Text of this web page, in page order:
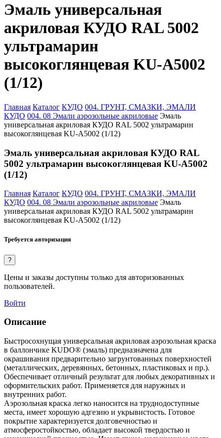
Эмаль универсальная
акриловая КУДО RAL 5002
ультрамарин
высокоглянцевая KU-A5002
(1/12)
Главная Каталог КУДО 004. ГРУНТ, СМАЗКИ, ЭМАЛИ
КУДО 004. 08 Эмали аэрозольные акриловые Эмаль
универсальная акриловая КУДО RAL 5002 ультрамарин
высокоглянцевая KU-A5002 (1/12)
Эмаль универсальная акриловая КУДО RAL
5002 ультрамарин высокоглянцевая KU-A5002
(1/12)
Главная Каталог КУДО 004. ГРУНТ, СМАЗКИ, ЭМАЛИ
КУДО 004. 08 Эмали аэрозольные акриловые Эмаль
универсальная акриловая КУДО RAL 5002 ультрамарин
высокоглянцевая KU-A5002 (1/12)
Требуется авторизация
?
Цены и заказы доступны только для авторизованных
пользователей.
Войти
Описание
Быстросохнущая универсальная акриловая аэрозольная краска
в баллончике KUDO® (эмаль) предназначена для
окрашивания предварительно загрунтованных поверхностей
(металлических, деревянных, бетонных, пластиковых и пр.).
Обеспечивает отличный результат для любых декоративных и
оформительских работ. Применяется для наружных и
внутренних работ.
Аэрозольная краска легко наносится на труднодоступные
места, имеет хорошую адгезию и укрывистость. Готовое
покрытие характеризуется долговечностью и
атмосферостойкостью, обладает высокой твердостью и